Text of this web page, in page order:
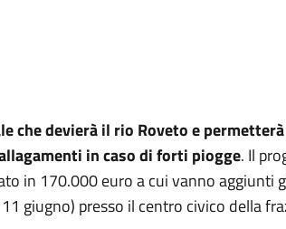
che devierà il rio Roveto e
in caso di forti piogge. Il
in 170.000 euro a cui vanno aggiunti
giugno) presso il centro civico della